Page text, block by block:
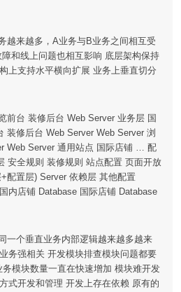
越来越多，A业务与B业务之间相互受
和线上问题也相互影响 底层架构保持
上支持水平横向扩展 业务上垂直切分
前台 装修后台 Web Server 业务层 国
装修后台 Web Server Web Server 浏
Web Server 通用站点 国际店铺 … 配
安全规则 装修规则 站点配置 页面开放
配置层) Server 依赖层 其他配置
内店铺 Database 国际店铺 Database
一个垂直业务内部逻辑越来越多越来
务强相关 开发模块排查模块问题都要
模块数量一直在快速增加 模块难开发
式开发和管理 开发上存在依赖 原有的